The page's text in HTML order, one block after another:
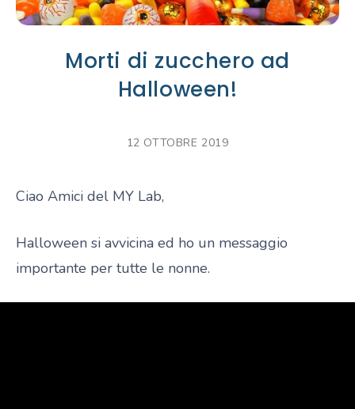
Morti di zucchero ad
Halloween!
12 OTTOBRE 2019
Ciao Amici del MY Lab,
Halloween si avvicina ed ho un messaggio
importante per tutte le nonne.